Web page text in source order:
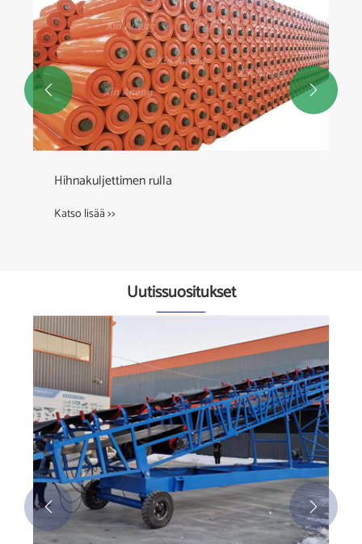
Galvanoitu offset-rullarunko
Katso lisää >>
 
Uutissuositukset
 